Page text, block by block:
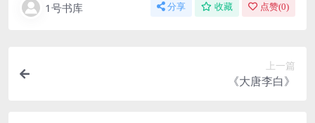
1号书库 分享 收藏 点赞(0)
上一篇
《大唐李白》